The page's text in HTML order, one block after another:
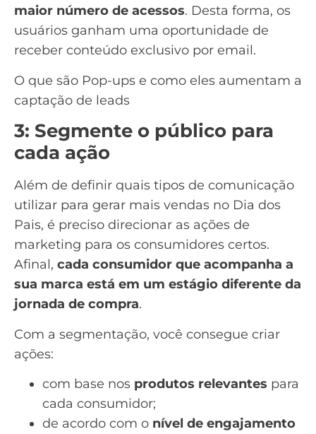
maior número de acessos. Desta forma, os
usuários ganham uma oportunidade de
receber conteúdo exclusivo por email.
O que são Pop-ups e como eles aumentam a
captação de leads
3: Segmente o público para
cada ação
Além de definir quais tipos de comunicação
utilizar para gerar mais vendas no Dia dos
Pais, é preciso direcionar as ações de
marketing para os consumidores certos.
Afinal, cada consumidor que acompanha a
sua marca está em um estágio diferente da
jornada de compra.
Com a segmentação, você consegue criar
ações:
com base nos produtos relevantes para
cada consumidor;
de acordo com o nível de engajamento